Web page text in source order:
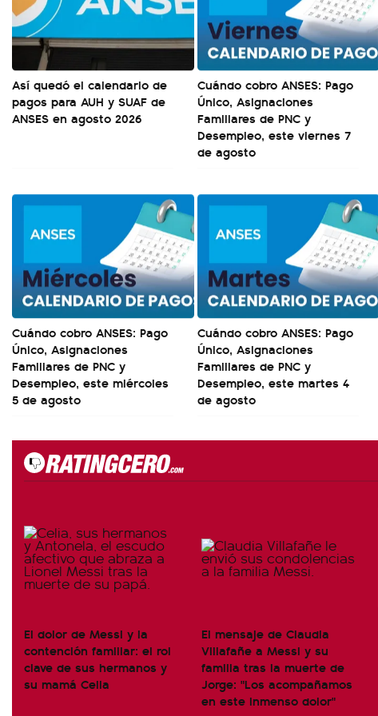
Así quedó el calendario de
pagos para AUH y SUAF de
ANSES en agosto 2026
Cuándo cobro ANSES: Pago
Único, Asignaciones
Familiares de PNC y
Desempleo, este viernes 7
de agosto
Cuándo cobro ANSES: Pago
Único, Asignaciones
Familiares de PNC y
Desempleo, este miércoles
5 de agosto
Cuándo cobro ANSES: Pago
Único, Asignaciones
Familiares de PNC y
Desempleo, este martes 4
de agosto
El dolor de Messi y la
contención familiar: el rol
clave de sus hermanos y
su mamá Celia
El mensaje de Claudia
Villafañe a Messi y su
familia tras la muerte de
Jorge: "Los acompañamos
en este inmenso dolor"